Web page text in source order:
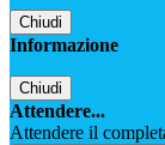
Chiudi
Informazione
Chiudi
Attendere...
Attendere il